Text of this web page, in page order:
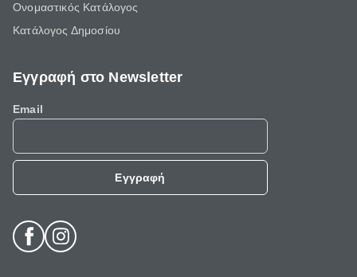
Ονομαστικός Κατάλογος
Κατάλογος Δημοσίου
Εγγραφή στο Newsletter
Email
Εγγραφή